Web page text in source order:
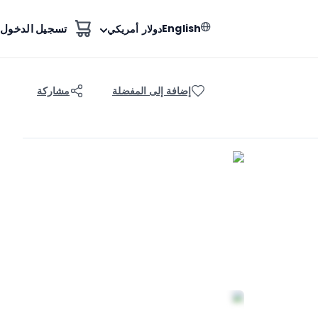
Englishدولار أمريكي تسجيل الدخول
إضافة إلى المفضلة مشاركة